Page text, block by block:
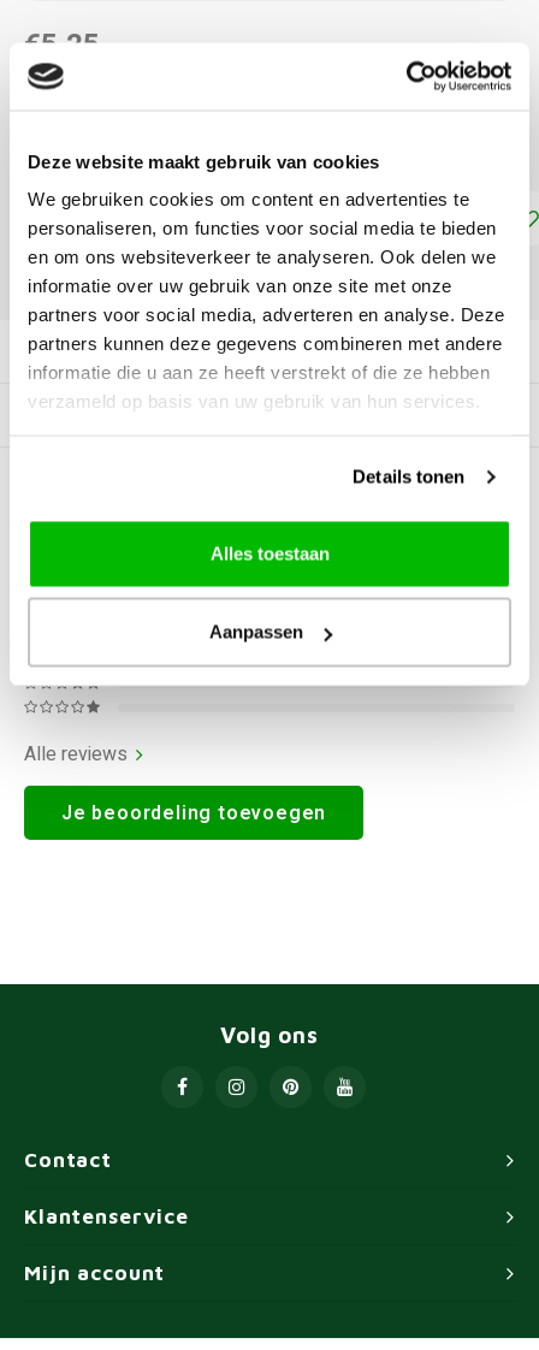
Deze website maakt gebruik van cookies
We gebruiken cookies om content en advertenties te
personaliseren, om functies voor social media te bieden
en om ons websiteverkeer te analyseren. Ook delen we
informatie over uw gebruik van onze site met onze
partners voor social media, adverteren en analyse. Deze
partners kunnen deze gegevens combineren met andere
informatie die u aan ze heeft verstrekt of die ze hebben
verzameld op basis van uw gebruik van hun services.
Details tonen
Alles toestaan
Aanpassen
€5,25
DIRECT LEVERBAAR
ca. 10 x 15 cm Lees meer
Toevoegen aan winkelwagen
DELEN:
Productomschrijving
Gerelateerde producten
BEOORDELINGEN
Alle reviews
Je beoordeling toevoegen
Contact
Volg ons
Klantenservice
Mijn account